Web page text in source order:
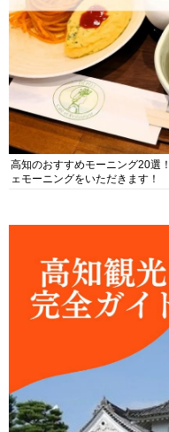
高知のおすすめモーニング20選
ェモーニングをいただきます！